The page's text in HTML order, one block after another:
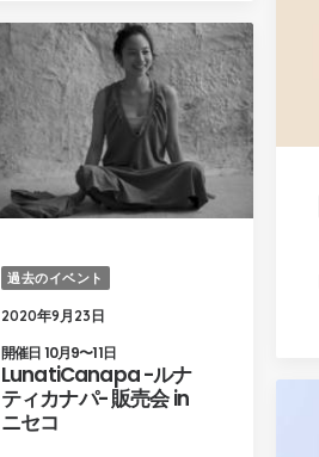
過去のイベント
2020年9月23日
開催日 10月9〜11日
LunatiCanapa -ルナ
ティカナパ- 販売会 in
ニセコ